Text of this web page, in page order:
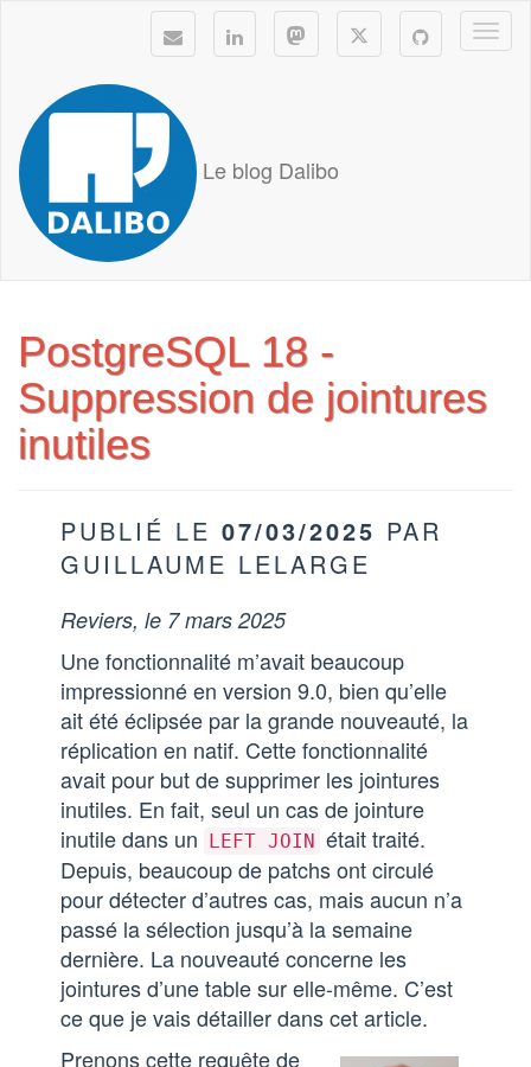
Le blog Dalibo
PostgreSQL 18 -
Suppression de jointures
inutiles
PUBLIÉ LE 07/03/2025 PAR
GUILLAUME LELARGE
Reviers, le 7 mars 2025
Une fonctionnalité m’avait beaucoup
impressionné en version 9.0, bien qu’elle
ait été éclipsée par la grande nouveauté, la
réplication en natif. Cette fonctionnalité
avait pour but de supprimer les jointures
inutiles. En fait, seul un cas de jointure
inutile dans un LEFT JOIN était traité.
Depuis, beaucoup de patchs ont circulé
pour détecter d’autres cas, mais aucun n’a
passé la sélection jusqu’à la semaine
dernière. La nouveauté concerne les
jointures d’une table sur elle-même. C’est
ce que je vais détailler dans cet article.
Prenons cette requête de